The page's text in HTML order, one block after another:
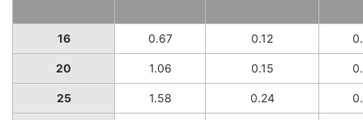
16 0.67 0.12
20 1.06 0.15
25 1.58 0.24